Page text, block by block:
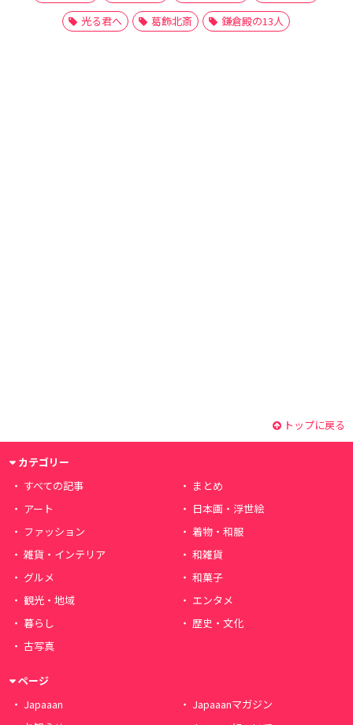
光る君へ
葛飾北斎 鎌倉殿の13人
トップに戻る
カテゴリー
すべての記事
まとめ
アート
日本画・浮世絵
ファッション
着物・和服
雑貨・インテリア
和雑貨
グルメ
和菓子
観光・地域
エンタメ
暮らし
歴史・文化
古写真
ページ
Japaaan
Japaaanマガジン